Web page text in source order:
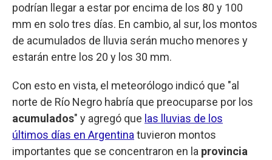
podrían llegar a estar por encima de los 80 y 100
mm en solo tres días. En cambio, al sur, los montos
de acumulados de lluvia serán mucho menores y
estarán entre los 20 y los 30 mm.
Con esto en vista, el meteorólogo indicó que "al
norte de Río Negro habría que preocuparse por los
acumulados" y agregó que las lluvias de los
últimos días en Argentina tuvieron montos
importantes que se concentraron en la provincia